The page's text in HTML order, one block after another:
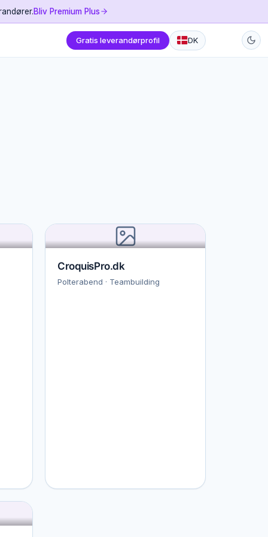
Bliv Premium Plus
Gratis leverandørprofil DK
CroquisPro.dk
Polterabend · Teambuilding